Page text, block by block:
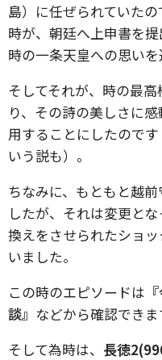
島）に任ぜられていた
時が、朝廷へ上申書を
時の一条天皇への思い
そしてそれが、時の最
り、その詩の美しさに
用することにしたので
いう説も）。
ちなみに、もともと越
したが、それは変更と
換えをさせられたショ
いました。
この時のエピソードは
談』 などから確認できま
そして為時は、 長徳